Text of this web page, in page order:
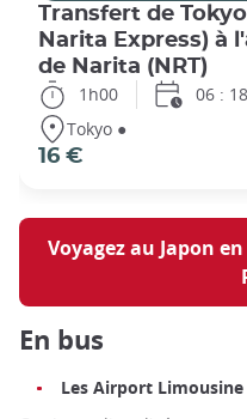
Transfert de
Narita Express) à
de Narita (NRT)
1h00
06 :
Tokyo ●
16 €
Voyagez au Japon
En bus
Les Airport Limousine